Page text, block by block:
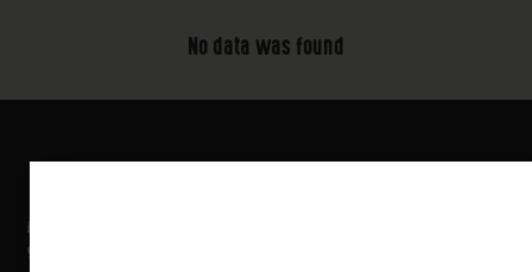
No data was found